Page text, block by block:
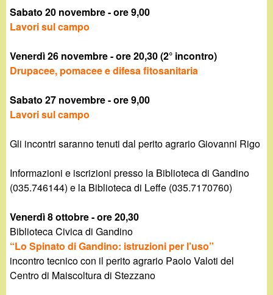
Sabato 20 novembre - ore 9,00
Lavori sul campo
Venerdì 26 novembre - ore 20,30 (2° incontro)
Drupacee, pomacee e difesa fitosanitaria
Sabato 27 novembre - ore 9,00
Lavori sul campo
Gli incontri saranno tenuti dal perito agrario Giovanni Rigo
Informazioni e iscrizioni presso la Biblioteca di Gandino
(035.746144) e la Biblioteca di Leffe (035.7170760)
Venerdì 8 ottobre - ore 20,30
Biblioteca Civica di Gandino
“Lo Spinato di Gandino: istruzioni per l’uso”
incontro tecnico con il perito agrario Paolo Valoti del
Centro di Maiscoltura di Stezzano